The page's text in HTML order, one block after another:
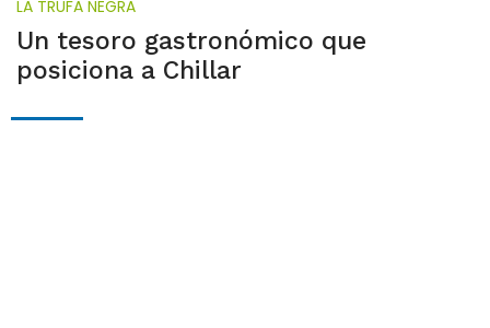
LA TRUFA NEGRA
Un tesoro gastronómico que
posiciona a Chillar